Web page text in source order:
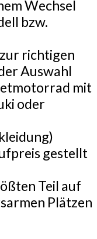
Wechsel
bzw.
richtigen
Auswahl
mit
oder
gestellt
Teil auf
Plätzen